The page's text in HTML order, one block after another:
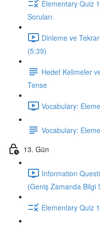
Elementary Quiz
Soruları
Dinleme ve
(5:39)
Hedef Kelimeler
Tense
Vocabulary:
Vocabulary:
13. Gün
Information
(Geniş Zamanda Bilgi
Elementary Quiz